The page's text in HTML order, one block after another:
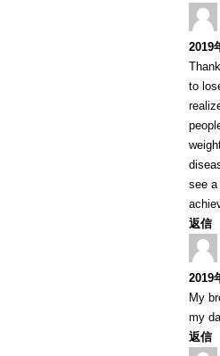
2019
to
see a
返信
2019
My
my
返信